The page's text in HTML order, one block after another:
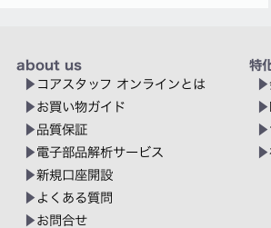
about us
コアスタッフ オンラインとは
お買い物ガイド
品質保証
電子部品解析サービス
新規口座開設
よくある質問
お問合せ
特